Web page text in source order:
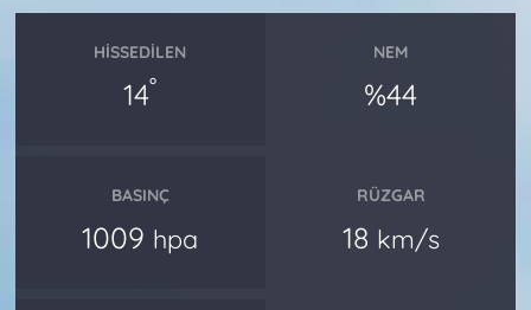
HISSEDILEN
14°
NEM
%44
BASINÇ
1009 hpa
RÜZGAR
18 km/s